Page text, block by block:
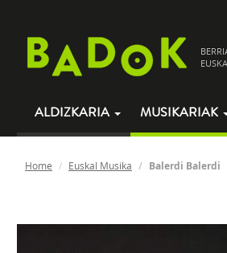
ALDIZKARIA MUSIKARIAK
Home Euskal Musika Balerdi Balerdi